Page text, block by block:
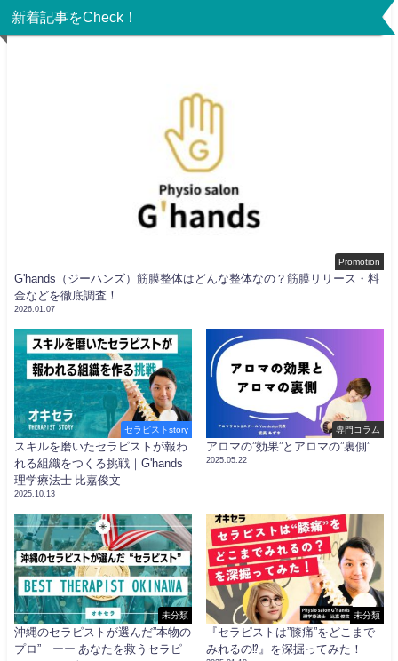
新着記事をCheck！
Promotion
G'hands（ジーハンズ）筋膜整体はどんな整体なの？筋膜リリース・料
金などを徹底調査！
2026.01.07
セラピストstory
スキルを磨いたセラピストが報わ
れる組織をつくる挑戦｜G'hands
理学療法士 比嘉俊文
2025.10.13
専門コラム
アロマの”効果”とアロマの”裏側”
2025.05.22
未分類
沖縄のセラピストが選んだ”本物の
プロ” ーー あなたを救うセラピ
未分類
『セラピストは”膝痛”をどこまで
みれるの⁉︎』を深掘ってみた！